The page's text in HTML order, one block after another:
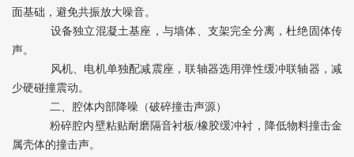
面基础，避免共振放大噪音。
设备独立混凝土基座，与墙体、支架完全分离，杜绝固体传
声。
风机、电机单独配减震座，联轴器选用弹性缓冲联轴器，减
少硬碰撞震动。
二、腔体内部降噪（破碎撞击声源）
粉碎腔内壁粘贴耐磨隔音衬板/橡胶缓冲衬，降低物料撞击金
属壳体的撞击声。